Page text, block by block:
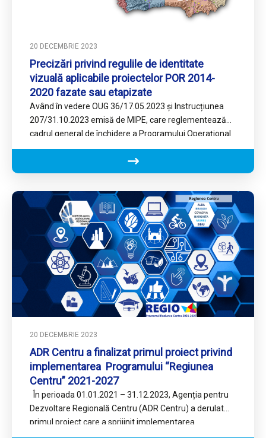
20 DECEMBRIE 2023
Precizări privind regulile de identitate
vizuală aplicabile proiectelor POR 2014-
2020 fazate sau etapizate
Având în vedere OUG 36/17.05.2023 și Instrucțiunea
207/31.10.2023 emisă de MIPE, care reglementează
cadrul general de închidere a Programului Operațional
Regional 2014-2020, cu privire la…
20 DECEMBRIE 2023
ADR Centru a finalizat primul proiect privind
implementarea Programului “Regiunea
Centru” 2021-2027
În perioada 01.01.2021 – 31.12.2023, Agenția pentru
Dezvoltare Regională Centru (ADR Centru) a derulat
primul proiect care a sprijinit implementarea
transparentă și eficientă a…